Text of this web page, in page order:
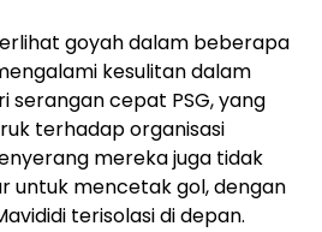
goyah dalam beberapa
kesulitan dalam
serangan cepat PSG, yang
terhadap organisasi
mereka juga tidak
untuk mencetak gol, dengan
terisolasi di depan.